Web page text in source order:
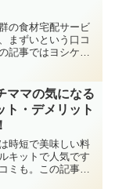
の食材宅配サービ
まずいという口コ
記事ではヨシケイ
い。
ママの気になる
ト・デメリット
時短で美味しい料
キットで人気です
ミも。この記事で